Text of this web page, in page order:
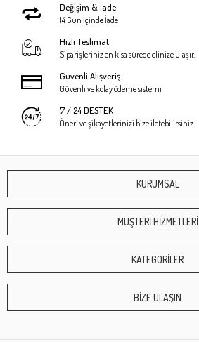
Değişim & İade
14 Gün İçinde İade
Hızlı Teslimat
Siparişleriniz en kısa sürede elinize ulaşır.
Güvenli Alışveriş
Güvenli ve kolay ödeme sistemi
7 / 24 DESTEK
Öneri ve şikayetlerinizi bize iletebilirsiniz.
KURUMSAL
MÜŞTERİ HİZMETLERİ
KATEGORİLER
BİZE ULAŞIN